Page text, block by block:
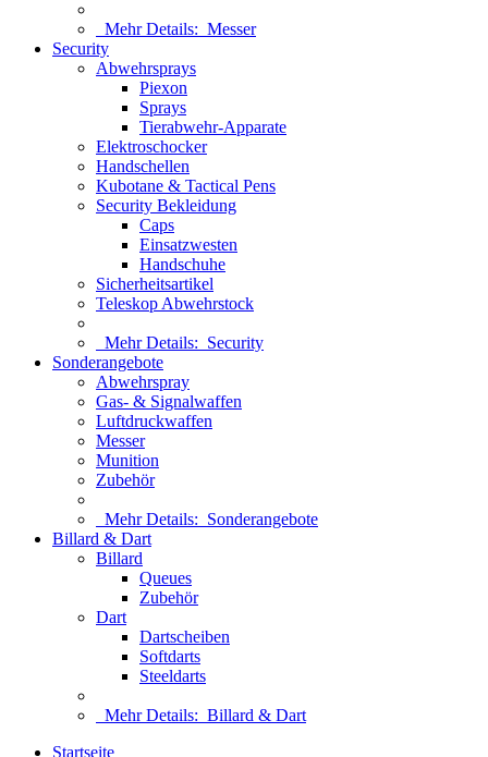
Mehr Details: Messer
Security
Abwehrsprays
Piexon
Sprays
Tierabwehr-Apparate
Elektroschocker
Handschellen
Kubotane & Tactical Pens
Security Bekleidung
Caps
Einsatzwesten
Handschuhe
Sicherheitsartikel
Teleskop Abwehrstock
Mehr Details: Security
Sonderangebote
Abwehrspray
Gas- & Signalwaffen
Luftdruckwaffen
Messer
Munition
Zubehör
Mehr Details: Sonderangebote
Billard & Dart
Billard
Queues
Zubehör
Dart
Dartscheiben
Softdarts
Steeldarts
Mehr Details: Billard & Dart
Startseite